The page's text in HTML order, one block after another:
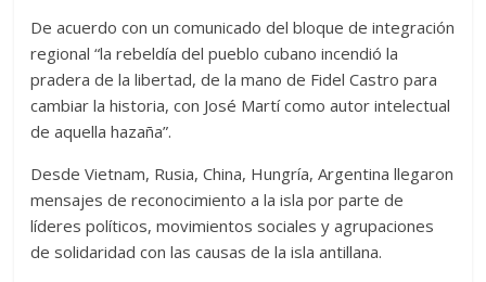
De acuerdo con un comunicado del bloque de integración
regional “la rebeldía del pueblo cubano incendió la
pradera de la libertad, de la mano de Fidel Castro para
cambiar la historia, con José Martí como autor intelectual
de aquella hazaña”.
Desde Vietnam, Rusia, China, Hungría, Argentina llegaron
mensajes de reconocimiento a la isla por parte de
líderes políticos, movimientos sociales y agrupaciones
de solidaridad con las causas de la isla antillana.